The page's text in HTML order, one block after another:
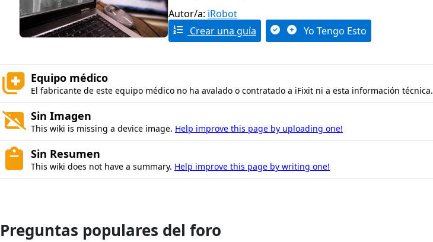
Autor/a: iRobot
Crear una guía
Yo Tengo Esto
Equipo médico
El fabricante de este equipo médico no ha avalado o contratado a iFixit ni a esta información técnica.
Sin Imagen
This wiki is missing a device image. Help improve this page by uploading one!
Sin Resumen
This wiki does not have a summary. Help improve this page by writing one!
Preguntas populares del foro